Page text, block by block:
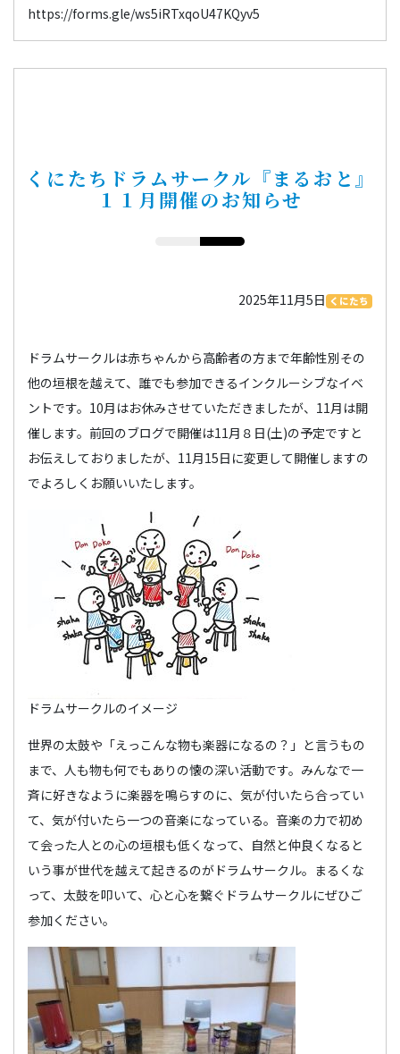
https://forms.gle/ws5iRTxqoU47KQyv5
くにたちドラムサークル『まるおと』
１１月開催のお知らせ
2025年11月5日 くにたち
ドラムサークルは赤ちゃんから高齢者の方まで年齢性別その
他の垣根を越えて、誰でも参加できるインクルーシブなイベ
ントです。10月はお休みさせていただきましたが、11月は開
催します。前回のブログで開催は11月８日(土)の予定ですと
お伝えしておりましたが、11月15日に変更して開催しますの
でよろしくお願いいたします。
ドラムサークルのイメージ
世界の太鼓や「えっこんな物も楽器になるの？」と言うもの
まで、人も物も何でもありの懐の深い活動です。みんなで一
斉に好きなように楽器を鳴らすのに、気が付いたら合ってい
て、気が付いたら一つの音楽になっている。音楽の力で初め
て会った人との心の垣根も低くなって、自然と仲良くなると
いう事が世代を越えて起きるのがドラムサークル。まるくな
って、太鼓を叩いて、心と心を繋ぐドラムサークルにぜひご
参加ください。